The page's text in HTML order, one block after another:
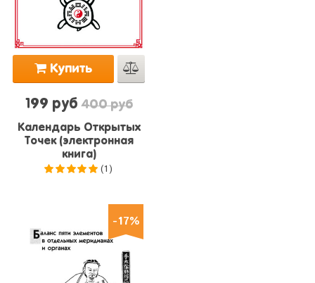
Купить
199 руб400 руб
Календарь Открытых
Точек (электронная
книга)
(1)
-17%